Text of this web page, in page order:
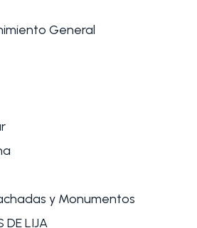
General
y Monumentos
DE LIJA